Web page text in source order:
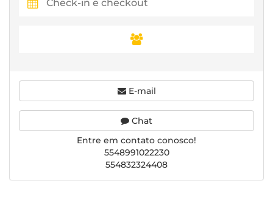
E-mail
Chat
Entre em contato conosco!
5548991022230
554832324408